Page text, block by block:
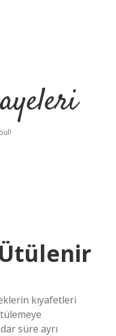
kıyafetleri
süre ayrı